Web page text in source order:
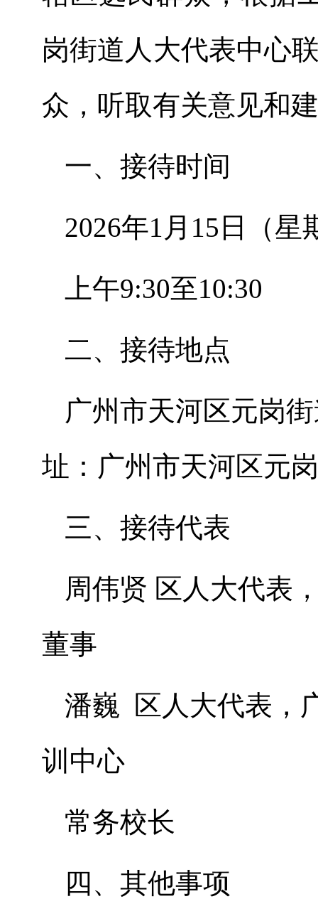
岗街道人大代表中心
众，听取有关意见和
一、接待时间
2026年1月15日（星
上午9:30至10:30
二、接待地点
广州市天河区元岗
址：广州市天河区元
三、接待代表
周伟贤 区人大代表
董事
潘巍 区人大代表，
训中心
常务校长
四、其他事项